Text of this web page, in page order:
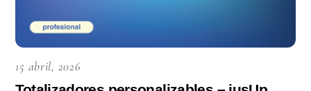
15 abril, 2026